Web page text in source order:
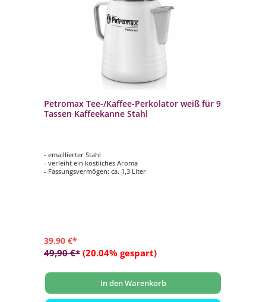
Petromax Tee-/Kaffee-Perkolator weiß für 9
Tassen Kaffeekanne Stahl
- emaillierter Stahl
- verleiht ein köstliches Aroma
- Fassungsvermögen: ca. 1,3 Liter
39,90 €*
49,90 €* (20.04% gespart)
In den Warenkorb